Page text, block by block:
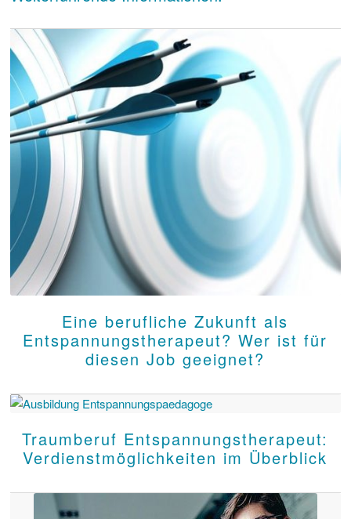
Eine berufliche Zukunft als
Entspannungstherapeut? Wer ist für
diesen Job geeignet?
Traumberuf Entspannungstherapeut:
Verdienstmöglichkeiten im Überblick